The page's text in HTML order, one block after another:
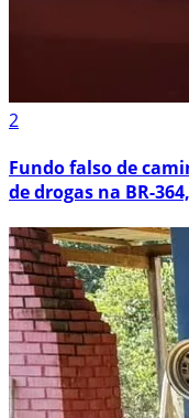
2
Fundo falso de
de drogas na BR-